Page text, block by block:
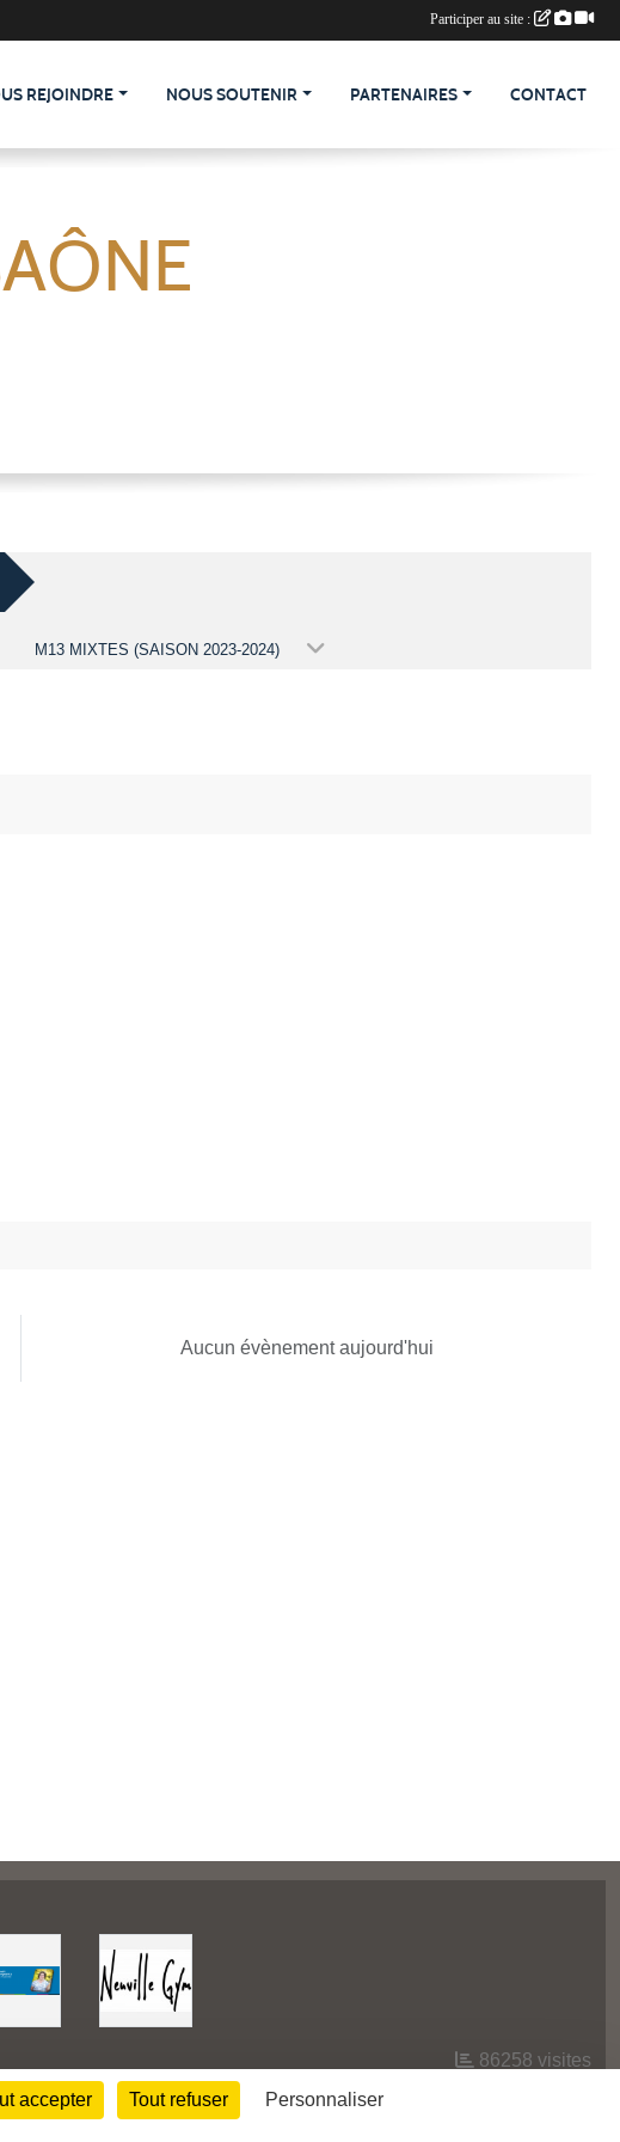
REJOINDRE NOUS SOUTENIR PARTENAIRES CONTACT
M13 MIXTES (SAISON 2023-2024)
Aucun évènement aujourd'hui
86258 visites
Participer au site :
accepter Tout refuser Personnaliser